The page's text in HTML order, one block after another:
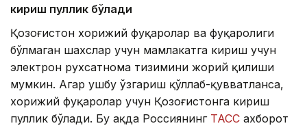
кириш пуллик бўлади
Қозоғистон хорижий фуқаролар ва фуқаролиги
бўлмаган шахслар учун мамлакатга кириш учун
электрон рухсатнома тизимини жорий қилиши
мумкин. Агар ушбу ўзгариш қўллаб-қувватланса,
хорижий фуқаролар учун Қозоғистонга кириш
пуллик бўлади. Бу ҳақда Россиянинг ТАСС ахборот